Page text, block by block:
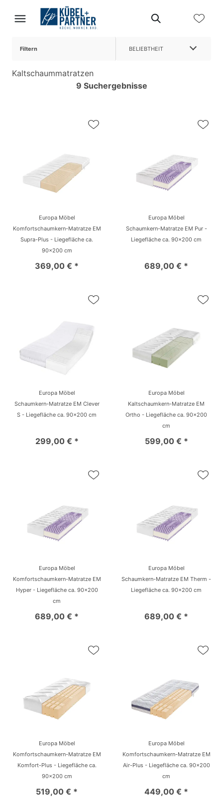
Filtern BELIEBTHEIT
Kaltschaummatratzen
9 Suchergebnisse
Europa Möbel
Komfortschaumkern-Matratze EM
Supra-Plus - Liegefläche ca.
90x200 cm
369,00 € *
Europa Möbel
Schaumkern-Matratze EM Pur -
Liegefläche ca. 90x200 cm
689,00 € *
Europa Möbel
Schaumkern-Matratze EM Clever
S - Liegefläche ca. 90x200 cm
299,00 € *
Europa Möbel
Kaltschaumkern-Matratze EM
Ortho - Liegefläche ca. 90x200
cm
599,00 € *
Europa Möbel
Komfortschaumkern-Matratze EM
Hyper - Liegefläche ca. 90x200
cm
689,00 € *
Europa Möbel
Schaumkern-Matratze EM Therm -
Liegefläche ca. 90x200 cm
689,00 € *
Europa Möbel
Komfortschaumkern-Matratze EM
Komfort-Plus - Liegefläche ca.
90x200 cm
519,00 € *
Europa Möbel
Komfortschaumkern-Matratze EM
Air-Plus - Liegefläche ca. 90x200
cm
449,00 € *